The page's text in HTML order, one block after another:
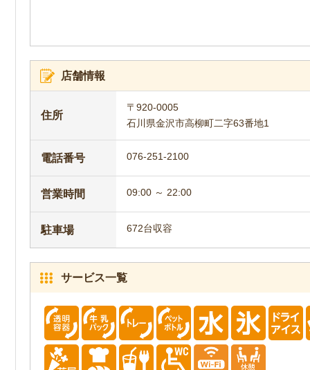
店舗情報
住所
〒920-0005
石川県金沢市高柳町二字63番地1
電話番号 076-251-2100
営業時間 09:00 ～ 22:00
駐車場 672台収容
サービス一覧